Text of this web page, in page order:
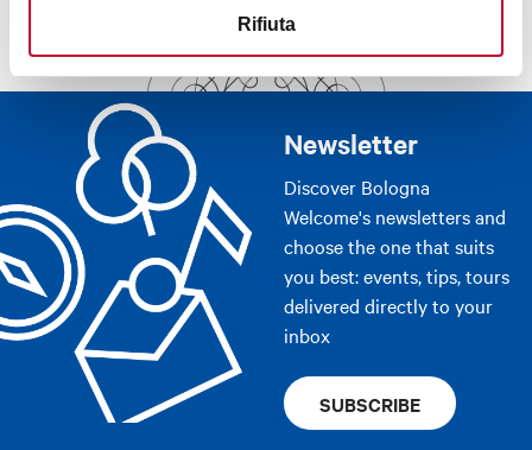
Rifiuta
Newsletter
Discover Bologna
Welcome's newsletters and
choose the one that suits
you best: events, tips, tours
delivered directly to your
inbox
SUBSCRIBE